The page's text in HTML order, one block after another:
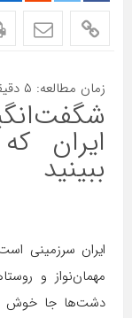
زمان مطالعه: ۵
ایران
ببینید
ایران سرزمینی
مهمان‌نواز و
دشت‌ها جا خوش